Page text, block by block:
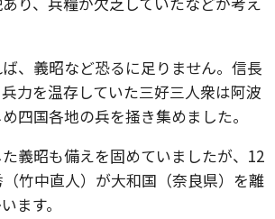
、義昭など恐るに足りません。信長
力を温存していた三好三人衆は阿波
四国各地の兵を掻き集めました。
義昭も備えを固めていましたが、12
竹中直人）が大和国（奈良県）を離
ます。